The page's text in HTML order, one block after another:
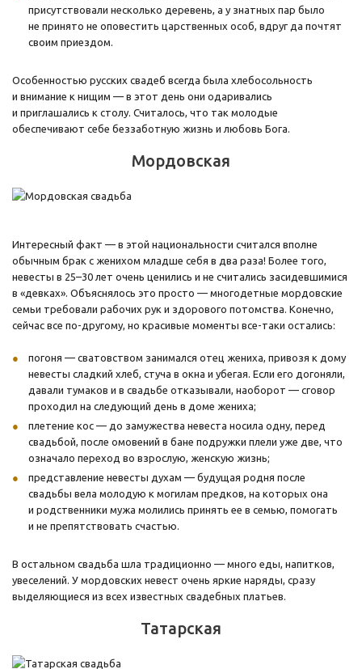
присутствовали несколько деревень, а у знатных пар было
не принято не оповестить царственных особ, вдруг да почтят
своим приездом.
Особенностью русских свадеб всегда была хлебосольность
и внимание к нищим — в этот день они одаривались
и приглашались к столу. Считалось, что так молодые
обеспечивают себе беззаботную жизнь и любовь Бога.
Мордовская
Интересный факт — в этой национальности считался вполне
обычным брак с женихом младше себя в два раза! Более того,
невесты в 25–30 лет очень ценились и не считались засидевшимися
в «девках». Объяснялось это просто — многодетные мордовские
семьи требовали рабочих рук и здорового потомства. Конечно,
сейчас все по-другому, но красивые моменты все-таки остались:
погоня — сватовством занимался отец жениха, привозя к дому
невесты сладкий хлеб, стуча в окна и убегая. Если его догоняли,
давали тумаков и в свадьбе отказывали, наоборот — сговор
проходил на следующий день в доме жениха;
плетение кос — до замужества невеста носила одну, перед
свадьбой, после омовений в бане подружки плели уже две, что
означало переход во взрослую, женскую жизнь;
представление невесты духам — будущая родня после
свадьбы вела молодую к могилам предков, на которых она
и родственники мужа молились принять ее в семью, помогать
и не препятствовать счастью.
В остальном свадьба шла традиционно — много еды, напитков,
увеселений. У мордовских невест очень яркие наряды, сразу
выделяющиеся из всех известных свадебных платьев.
Татарская